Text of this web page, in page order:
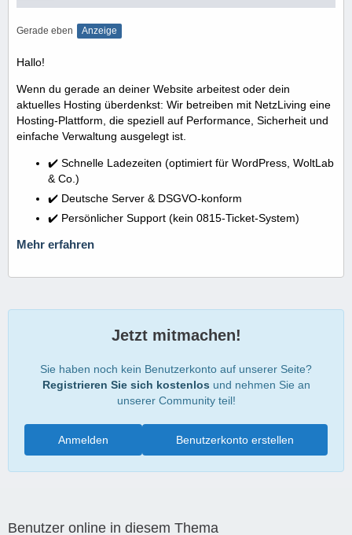
Gerade eben Anzeige
Hallo!
Wenn du gerade an deiner Website arbeitest oder dein
aktuelles Hosting überdenkst: Wir betreiben mit NetzLiving eine
Hosting-Plattform, die speziell auf Performance, Sicherheit und
einfache Verwaltung ausgelegt ist.
✔️ Schnelle Ladezeiten (optimiert für WordPress, WoltLab
& Co.)
✔️ Deutsche Server & DSGVO-konform
✔️ Persönlicher Support (kein 0815-Ticket-System)
Mehr erfahren
Jetzt mitmachen!
Sie haben noch kein Benutzerkonto auf unserer Seite?
Registrieren Sie sich kostenlos und nehmen Sie an
unserer Community teil!
Benutzerkonto erstellen
Anmelden
Benutzer online in diesem Thema